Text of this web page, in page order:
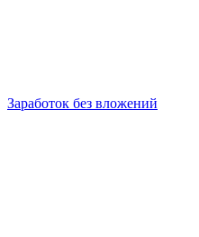
Заработок без вложений